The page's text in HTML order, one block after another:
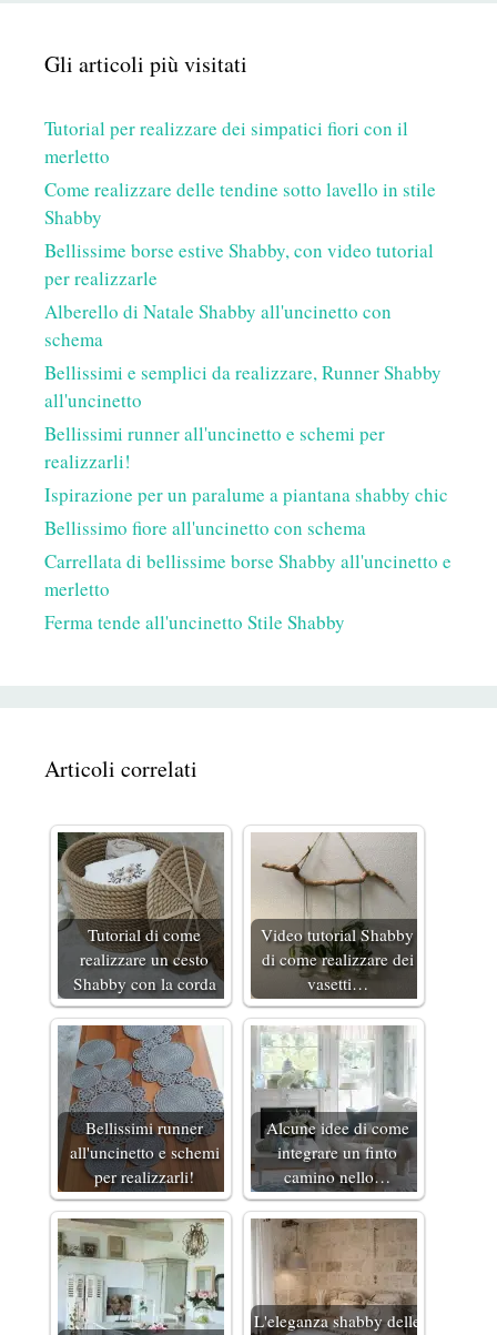
Gli articoli più visitati
Tutorial per realizzare dei simpatici fiori con il
merletto
Come realizzare delle tendine sotto lavello in stile
Shabby
Bellissime borse estive Shabby, con video tutorial
per realizzarle
Alberello di Natale Shabby all'uncinetto con
schema
Bellissimi e semplici da realizzare, Runner Shabby
all'uncinetto
Bellissimi runner all'uncinetto e schemi per
realizzarli!
Ispirazione per un paralume a piantana shabby chic
Bellissimo fiore all'uncinetto con schema
Carrellata di bellissime borse Shabby all'uncinetto e
merletto
Ferma tende all'uncinetto Stile Shabby
Articoli correlati
Tutorial di come
realizzare un cesto
Shabby con la corda
Video tutorial Shabby
di come realizzare dei
vasetti…
Bellissimi runner
all'uncinetto e schemi
per realizzarli!
Alcune idee di come
integrare un finto
camino nello…
L'eleganza shabby delle